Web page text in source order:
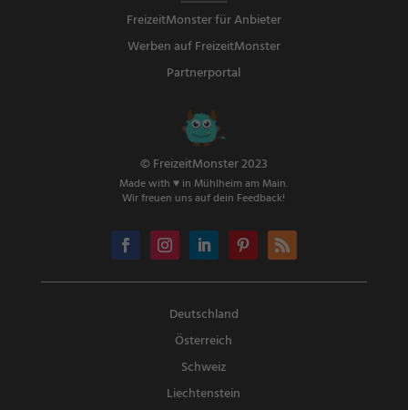
FreizeitMonster für Anbieter
Werben auf FreizeitMonster
Partnerportal
© FreizeitMonster 2023
Made with ♥ in Mühlheim am Main.
Wir freuen uns auf dein Feedback!
Deutschland
Österreich
Schweiz
Liechtenstein